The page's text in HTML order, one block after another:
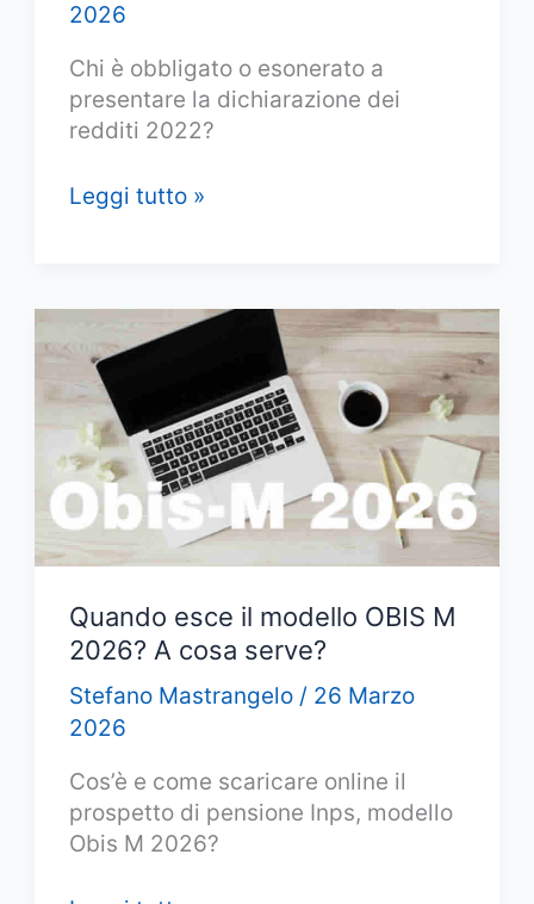
2026
Chi è obbligato o esonerato a
presentare la dichiarazione dei
redditi 2022?
Chi
la
dichiarazione
dei
redditi
2026
Leggi tutto »
Quando esce il modello OBIS M
2026? A cosa serve?
Stefano Mastrangelo/ 26 Marzo
2026
Cos’è e come scaricare online il
prospetto di pensione Inps, modello
Obis M 2026?